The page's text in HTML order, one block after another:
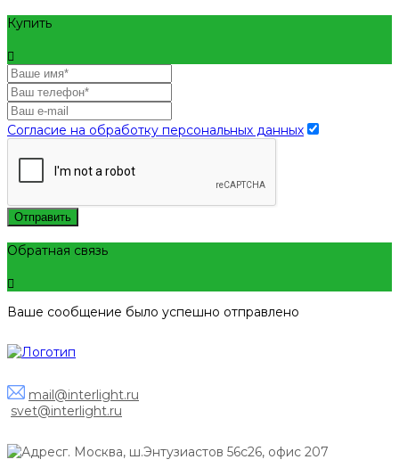
Купить
Согласие на обработку персональных данных
Отправить
Обратная связь
Ваше сообщение было успешно отправлено
mail@interlight.ru
svet@interlight.ru
г. Москва, ш.Энтузиастов 56с26, офис 207